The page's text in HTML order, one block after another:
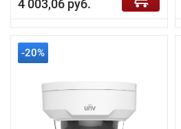
4 003,06 руб.
-20%